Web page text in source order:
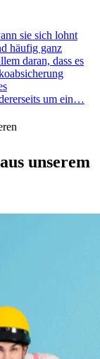
sie sich lohnt
häufig ganz
daran, dass es
um ein…
unserem